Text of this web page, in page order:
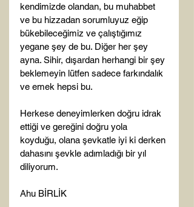
kendimizde olandan, bu muhabbet
ve bu hizzadan sorumluyuz eğip
bükebileceğimiz ve çalıştığımız
yegane şey de bu. Diğer her şey
ayna. Sihir, dışardan herhangi bir şey
beklemeyin lütfen sadece farkındalık
ve emek hepsi bu.
Herkese deneyimlerken doğru idrak
ettiği ve gereğini doğru yola
koyduğu, olana şevkatle iyi ki derken
dahasını şevkle adımladığı bir yıl
diliyorum.
Ahu BİRLİK